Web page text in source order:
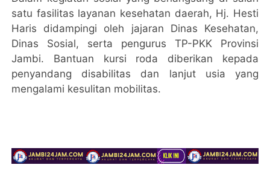
satu fasilitas layanan kesehatan daerah, Hj. Hesti
Haris didampingi oleh jajaran Dinas Kesehatan,
Dinas Sosial, serta pengurus TP-PKK Provinsi
Jambi. Bantuan kursi roda diberikan kepada
penyandang disabilitas dan lanjut usia yang
mengalami kesulitan mobilitas.